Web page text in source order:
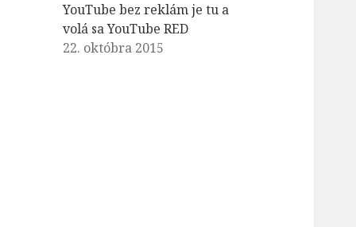
YouTube bez reklám je tu a
volá sa YouTube RED
22. októbra 2015